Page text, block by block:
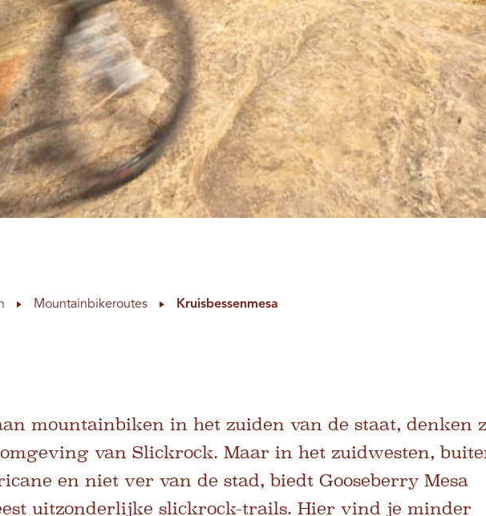
Mountainbikeroutes Kruisbessenmesa
mountainbiken in het zuiden van de staat, denken
van Slickrock. Maar in het zuidwesten,
en niet ver van de stad, biedt Gooseberry Mesa
uitzonderlijke slickrock-trails. Hier vind je minder